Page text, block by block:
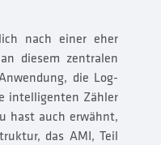
nach einer eher
diesem zentralen
die Log-
intelligenten Zähler
hast auch erwähnt,
das AMI, Teil